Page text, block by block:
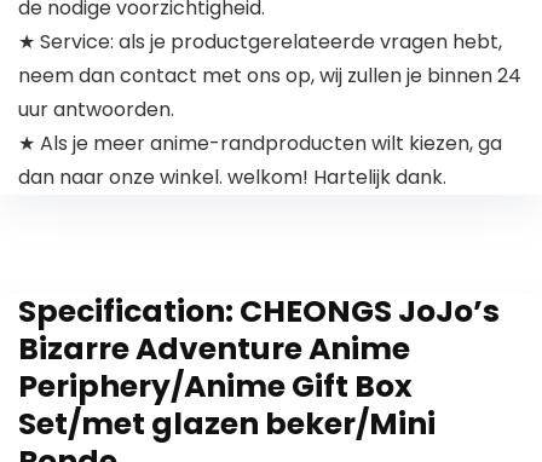
de nodige voorzichtigheid.
★ Service: als je productgerelateerde vragen hebt,
neem dan contact met ons op, wij zullen je binnen 24
uur antwoorden.
★ Als je meer anime-randproducten wilt kiezen, ga
dan naar onze winkel. welkom! Hartelijk dank.
Specification: CHEONGS JoJo’s
Bizarre Adventure Anime
Periphery/Anime Gift Box
Set/met glazen beker/Mini